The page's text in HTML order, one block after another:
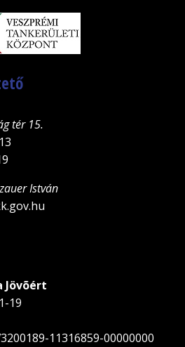
tér 15.
István
Jövõért
19
11316859-00000000